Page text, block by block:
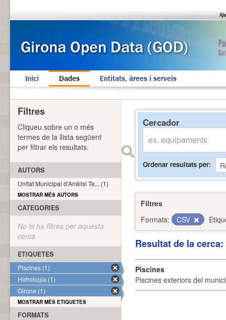
Inici Dades Entitats, àrees i serveis
Cercador
Ordenar resultats per
Filtres
Formats:
CSV
Resultat de la
Piscines
Piscines exteriors del
Filtres
Cliqueu sobre un o més
termes de la llista següent
per filtrar els resultats.
AUTORS
Unitat Municipal d'Anàlisi Te... (1)
MOSTRAR MÉS AUTORS
CATEGORIES
No hi ha filtres per aquesta
cerca
ETIQUETES
Piscines (1)
Hidrologia (1)
Girona (1)
MOSTRAR MÉS ETIQUETES
FORMATS